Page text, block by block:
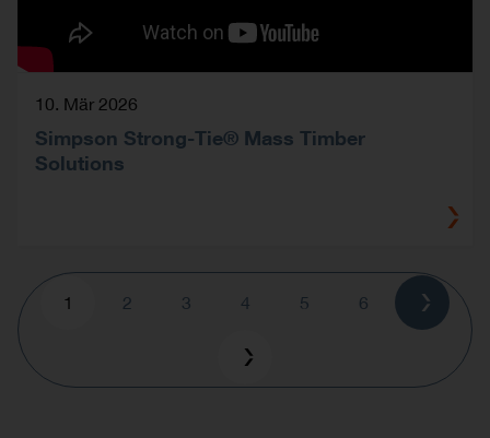
10. Mär 2026
Simpson Strong-Tie® Mass Timber
Solutions
Pagination
Current
1 Page
2 Page
3 Page
4 Page
5 Page
6